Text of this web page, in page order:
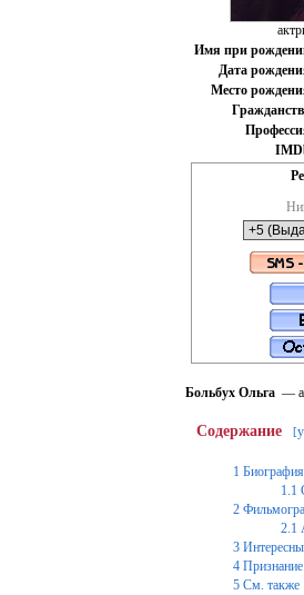
Имя при
Дата
Место
Больбух Ольга —
Содержание [
1 Биография
1.1
2
2.1
3
4
5 См. также